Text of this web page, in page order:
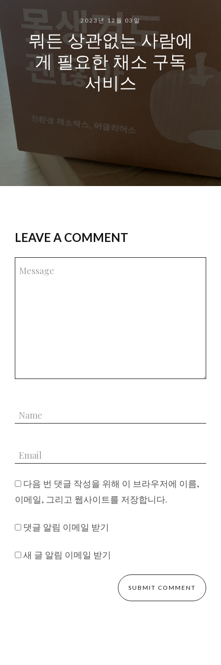
2023년 12월 03일
뭐든 상관없는 사람에
게 필요한 채소 구독
서비스
LEAVE A COMMENT
다음 번 댓글 작성을 위해 이 브라우저에 이름,
이메일, 그리고 웹사이트를 저장합니다.
댓글 알림 이메일 받기
새 글 알림 이메일 받기